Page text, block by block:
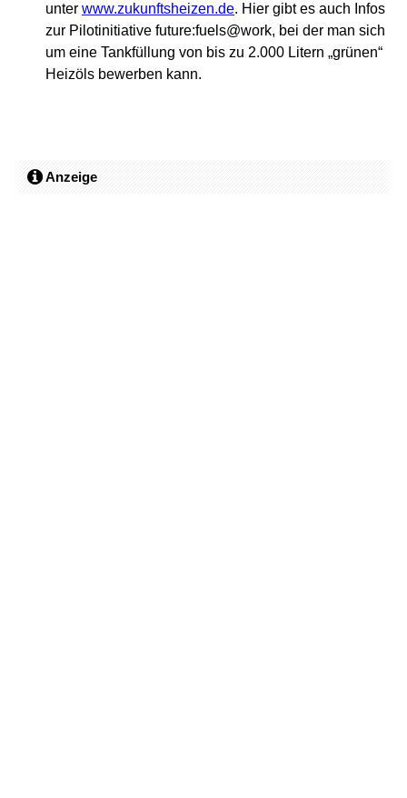
unter www.zukunftsheizen.de. Hier gibt es auch Infos
zur Pilotinitiative future:fuels@work, bei der man sich
um eine Tankfüllung von bis zu 2.000 Litern „grünen“
Heizöls bewerben kann.
Anzeige